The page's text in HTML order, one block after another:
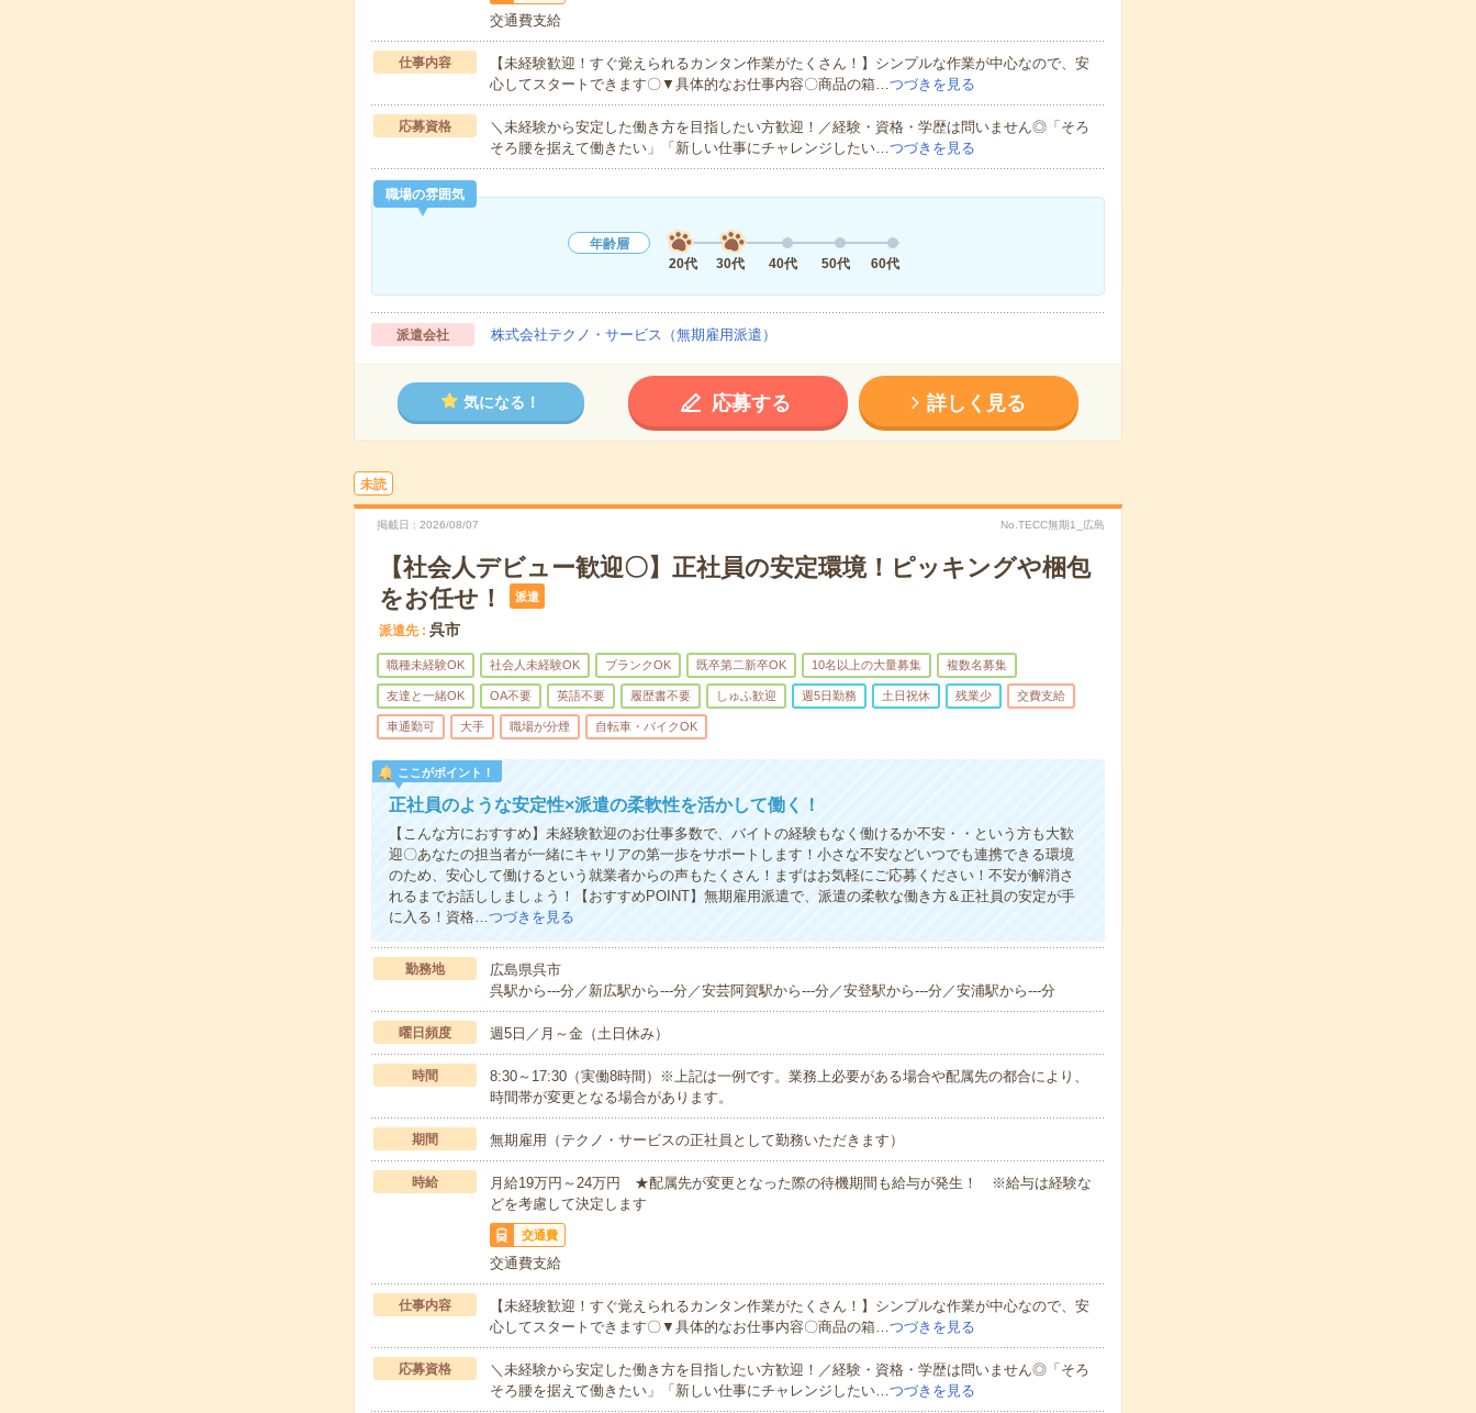
交通費支給
仕事内容
【未経験歓迎！すぐ覚えられるカンタン作業がたくさん！】シンプルな作業が中心なので、安
心してスタートできます〇▼具体的なお仕事内容〇商品の箱…つづきを見る
応募資格
＼未経験から安定した働き方を目指したい方歓迎！／経験・資格・学歴は問いません◎「そろ
そろ腰を据えて働きたい」「新しい仕事にチャレンジしたい…つづきを見る
職場の雰囲気
年齢層
20代
30代 40代 50代 60代
派遣会社 株式会社テクノ・サービス（無期雇用派遣）
気になる！ 応募する 詳しく見る
未読
掲載日 2026/08/07 No.TECC無期1_広島
【社会人デビュー歓迎〇】正社員の安定環境！ピッキングや梱包
をお任せ！
派遣
派遣先 呉市
職種未経験OK 社会人未経験OK ブランクOK 既卒第二新卒OK 10名以上の大量募集 複数名募集
友達と一緒OK OA不要 英語不要 履歴書不要 しゅふ歓迎 週5日勤務 土日祝休 残業少 交費支給
車通勤可 大手 職場が分煙 自転車・バイクOK
ここがポイント！
正社員のような安定性×派遣の柔軟性を活かして働く！
【こんな方におすすめ】未経験歓迎のお仕事多数で、バイトの経験もなく働けるか不安・・という方も大歓
迎〇あなたの担当者が一緒にキャリアの第一歩をサポートします！小さな不安などいつでも連携できる環境
のため、安心して働けるという就業者からの声もたくさん！まずはお気軽にご応募ください！不安が解消さ
れるまでお話ししましょう！【おすすめPOINT】無期雇用派遣で、派遣の柔軟な働き方＆正社員の安定が手
に入る！資格…つづきを見る
勤務地
広島県呉市
呉駅から---分／新広駅から---分／安芸阿賀駅から---分／安登駅から---分／安浦駅から---分
曜日頻度 週5日／月～金（土日休み）
時間
8:30～17:30（実働8時間）※上記は一例です。業務上必要がある場合や配属先の都合により、
時間帯が変更となる場合があります。
期間 無期雇用（テクノ・サービスの正社員として勤務いただきます）
時給
月給19万円～24万円 ★配属先が変更となった際の待機期間も給与が発生！ ※給与は経験な
どを考慮して決定します
交通費
交通費支給
仕事内容
【未経験歓迎！すぐ覚えられるカンタン作業がたくさん！】シンプルな作業が中心なので、安
心してスタートできます〇▼具体的なお仕事内容〇商品の箱…つづきを見る
応募資格
＼未経験から安定した働き方を目指したい方歓迎！／経験・資格・学歴は問いません◎「そろ
そろ腰を据えて働きたい」「新しい仕事にチャレンジしたい…つづきを見る